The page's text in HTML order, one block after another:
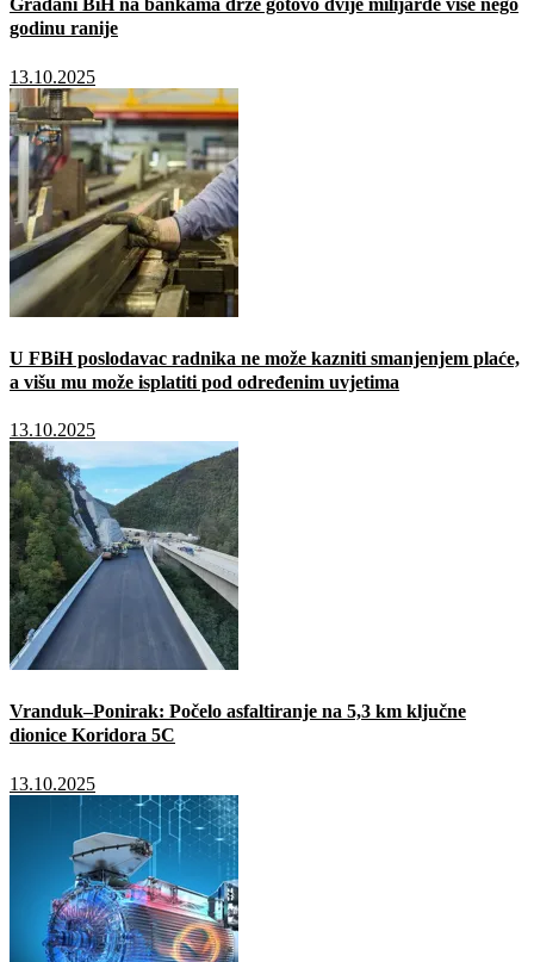
Građani BiH na bankama drže gotovo dvije milijarde više nego
godinu ranije
13.10.2025
U FBiH poslodavac radnika ne može kazniti smanjenjem plaće,
a višu mu može isplatiti pod određenim uvjetima
13.10.2025
Vranduk–Ponirak: Počelo asfaltiranje na 5,3 km ključne
dionice Koridora 5C
13.10.2025